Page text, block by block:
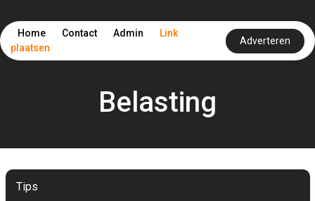
Home Contact Admin
Link
plaatsen
Adverteren
Belasting
Tips